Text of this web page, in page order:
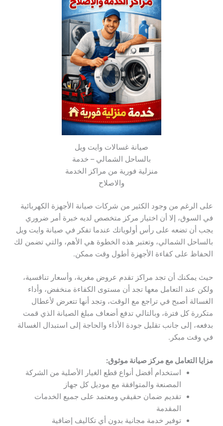
صيانة غسالات وايت ويل
بالساحل الشمالي – خدمة
منزلية فورية من مراكز الخدمة
والاصلاح
على الرغم من وجود الكثير من شركات صيانة الأجهزة الكهربائية
في السوق، إلا أن اختيار مركز متخصص لديه خبرة أمر ضروري
يجب أن تضعه على رأس أولوياتك عندما تفكر في صيانة وايت ويل
بالساحل الشمالي، وتعتبر هذه الخطوة هي الأهم، والتي تضمن لك
الحفاظ على كفاءة الأجهزة أطول وقت ممكن.
حيث يمكنك أن تجد مراكز تقدم عروض مغرية، وأسعار تنافسية،
ولكن عند التعامل معها تجد أن مستوى الكفاءة منخفض، وأداء
الغسالة أصبح في تراجع مع الوقت، وتجد أنها تتعرض لأعطال
متكررة كل فترة، وبالتالي تدفع أضعاف مبلغ الصيانة الذي قمت
بدفعه، إلى جانب تقليل جودة الأداء والحاجة إلى استبدال الغسالة
في وقت مبكر.
مزايا التعامل مع مركز صيانة موثوق:
استخدام أفضل أنواع قطع الغيار الأصلية من الشركة
المصنعة والمتوافقة مع موديل كل جهاز
تقديم ضمان حقيقي ومعتمد على جميع الخدمات
المقدمة
توفير خدمة مجانية بدون أي تكاليف إضافية